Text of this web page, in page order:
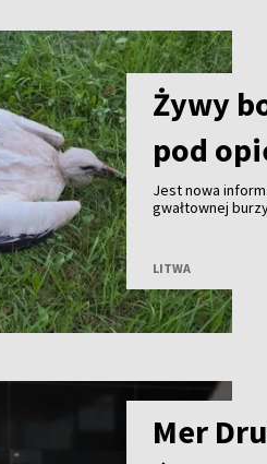
Żywy
pod
Jest nowa
gwałtownej
LITWA
Mer